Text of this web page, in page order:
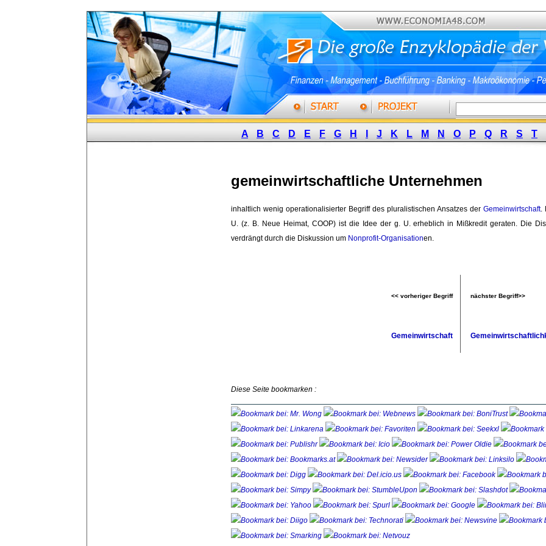
A B C D E F G H J K L M N O P Q R S T
gemeinwirtschaftliche Unternehmen
inhaltlich wenig operationalisierter Begriff des pluralistischen Ansatzes der Gemeinwirtschaft.
U. (z. B. Neue Heimat, COOP) ist die Idee der g. U. erheblich in Mißkredit geraten. Die
verdrängt durch die Diskussion um Nonprofit-Organisationen.
<< vorheriger Begriff nächster Begriff>>
Gemeinwirtschaft
Diese Seite bookmarken :